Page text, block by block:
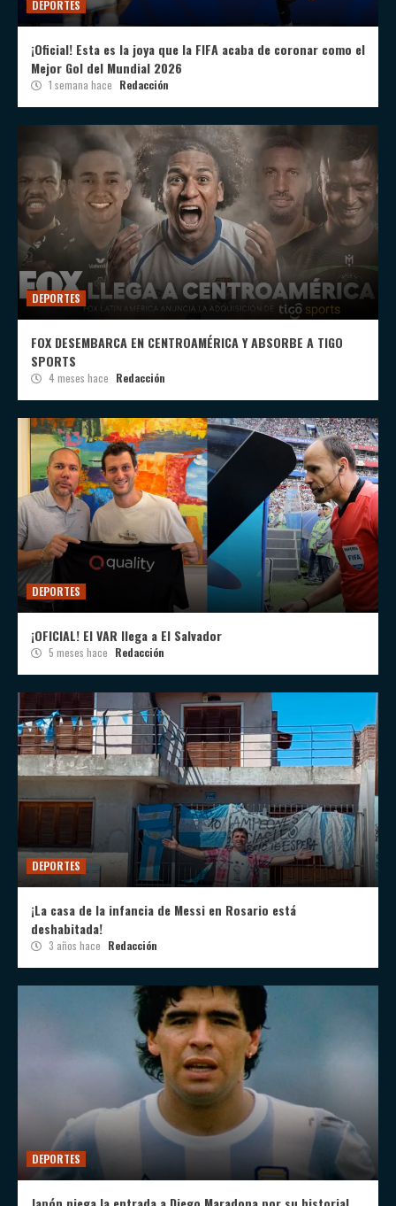
DEPORTES
¡Oficial! Esta es la joya que la FIFA acaba de coronar como el
Mejor Gol del Mundial 2026
1 semana hace Redacción
DEPORTES
FOX DESEMBARCA EN CENTROAMÉRICA Y ABSORBE A TIGO
SPORTS
4 meses hace Redacción
DEPORTES
¡OFICIAL! El VAR llega a El Salvador
5 meses hace Redacción
DEPORTES
¡La casa de la infancia de Messi en Rosario está
deshabitada!
3 años hace Redacción
DEPORTES